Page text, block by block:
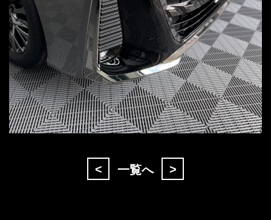
< 一覧へ >